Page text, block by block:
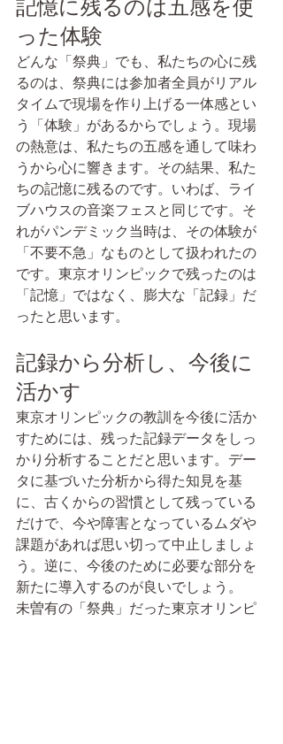
記憶に残るのは五感を使
った体験
どんな「祭典」でも、私たちの心に残
るのは、祭典には参加者全員がリアル
タイムで現場を作り上げる一体感とい
う「体験」があるからでしょう。現場
の熱意は、私たちの五感を通して味わ
うから心に響きます。その結果、私た
ちの記憶に残るのです。いわば、ライ
ブハウスの音楽フェスと同じです。そ
れがパンデミック当時は、その体験が
「不要不急」なものとして扱われたの
です。東京オリンピックで残ったのは
「記憶」ではなく、膨大な「記録」だ
ったと思います。
記録から分析し、今後に
活かす
東京オリンピックの教訓を今後に活か
すためには、残った記録データをしっ
かり分析することだと思います。デー
タに基づいた分析から得た知見を基
に、古くからの習慣として残っている
だけで、今や障害となっているムダや
課題があれば思い切って中止しましょ
う。逆に、今後のために必要な部分を
新たに導入するのが良いでしょう。
未曽有の「祭典」だった東京オリンピ